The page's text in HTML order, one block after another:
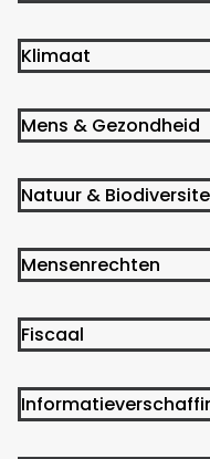
Klimaat
Mens & Gezondheid
Natuur &
Mensenrechten
Fiscaal